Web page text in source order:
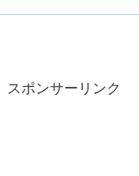
スポンサーリンク